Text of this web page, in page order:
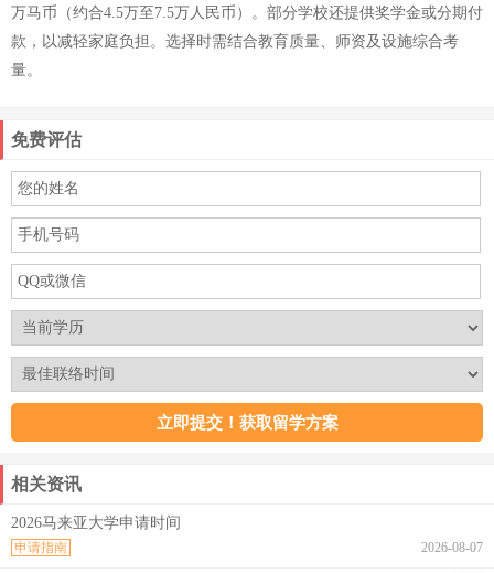
万马币（约合4.5万至7.5万人民币）。部分学校还提供奖学金或分期付
款，以减轻家庭负担。选择时需结合教育质量、师资及设施综合考
量。
免费评估
相关资讯
2026马来亚大学申请时间
2026-08-07
申请指南